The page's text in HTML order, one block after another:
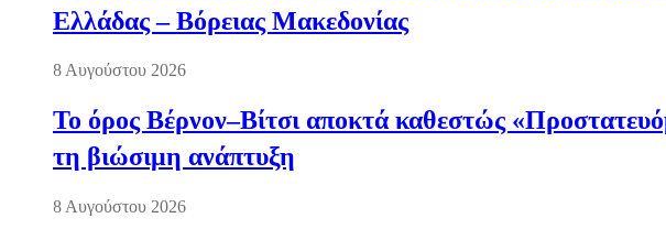
Ελλάδας – Βόρειας Μακεδονίας
8 Αυγούστου 2026
Το όρος Βέρνον–Βίτσι αποκτά καθεστώς
τη βιώσιμη ανάπτυξη
8 Αυγούστου 2026